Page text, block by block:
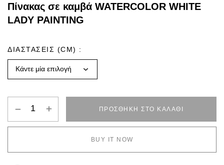
Πίνακας σε καμβά WATERCOLOR WHITE
LADY PAINTING
ΔΙΑΣΤΑΣΕΙΣ (CM)
ΠΡΟΣΘΉΚΗ ΣΤΟ ΚΑΛΆΘΙ
BUY IT NOW